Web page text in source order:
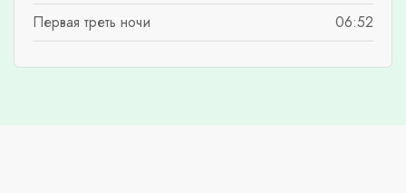
Первая треть ночи
06:52